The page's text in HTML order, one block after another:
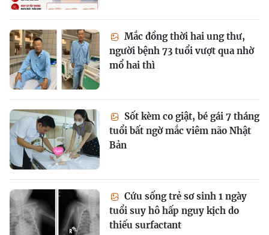
Mắc đồng thời hai ung thư,
người bệnh 73 tuổi vượt qua nhờ
mổ hai thì
Sốt kèm co giật, bé gái 7 tháng
tuổi bất ngờ mắc viêm não Nhật
Bản
Cứu sống trẻ sơ sinh 1 ngày
tuổi suy hô hấp nguy kịch do
thiếu surfactant